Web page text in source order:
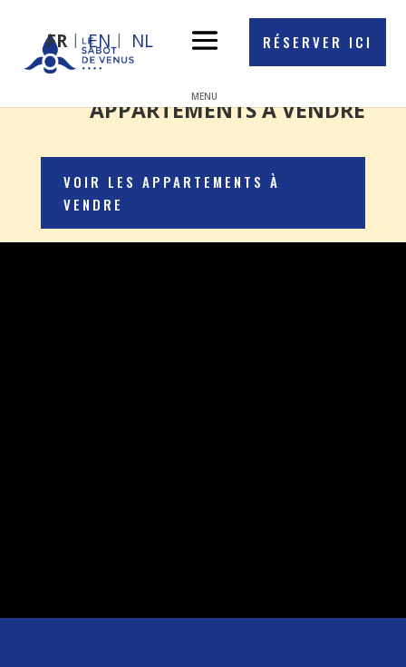
RÉSERVER ICI
FR EN NL
APPARTEMENTS À VENDRE
VOIR LES APPARTEMENTS À
VENDRE